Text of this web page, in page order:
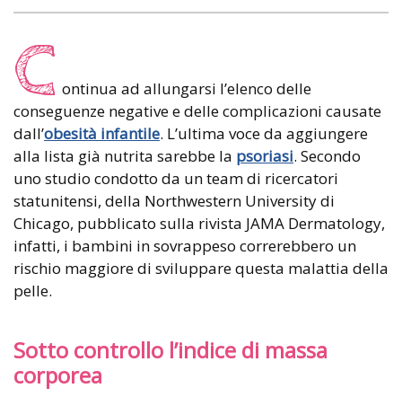
C ontinua ad allungarsi l’elenco delle
conseguenze negative e delle complicazioni causate
dall’obesità infantile. L’ultima voce da aggiungere
alla lista già nutrita sarebbe la psoriasi. Secondo
uno studio condotto da un team di ricercatori
statunitensi, della Northwestern University di
Chicago, pubblicato sulla rivista JAMA Dermatology,
infatti, i bambini in sovrappeso correrebbero un
rischio maggiore di sviluppare questa malattia della
pelle.
Sotto controllo l’indice di massa
corporea